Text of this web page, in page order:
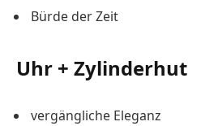
Bürde der Zeit
Uhr + Zylinderhut
vergängliche Eleganz